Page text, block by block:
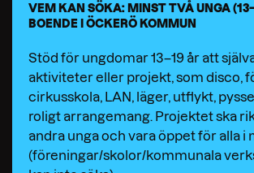
VEM KAN SÖKA: MINST TVÅ UNGA
BOENDE I ÖCKERÖ KOMMUN
Stöd för ungdomar 13–19 år att
aktiviteter eller projekt, som disco,
cirkusskola, LAN, läger, utflykt,
roligt arrangemang. Projektet ska
andra unga och vara öppet för alla i
(föreningar/skolor/kommunala